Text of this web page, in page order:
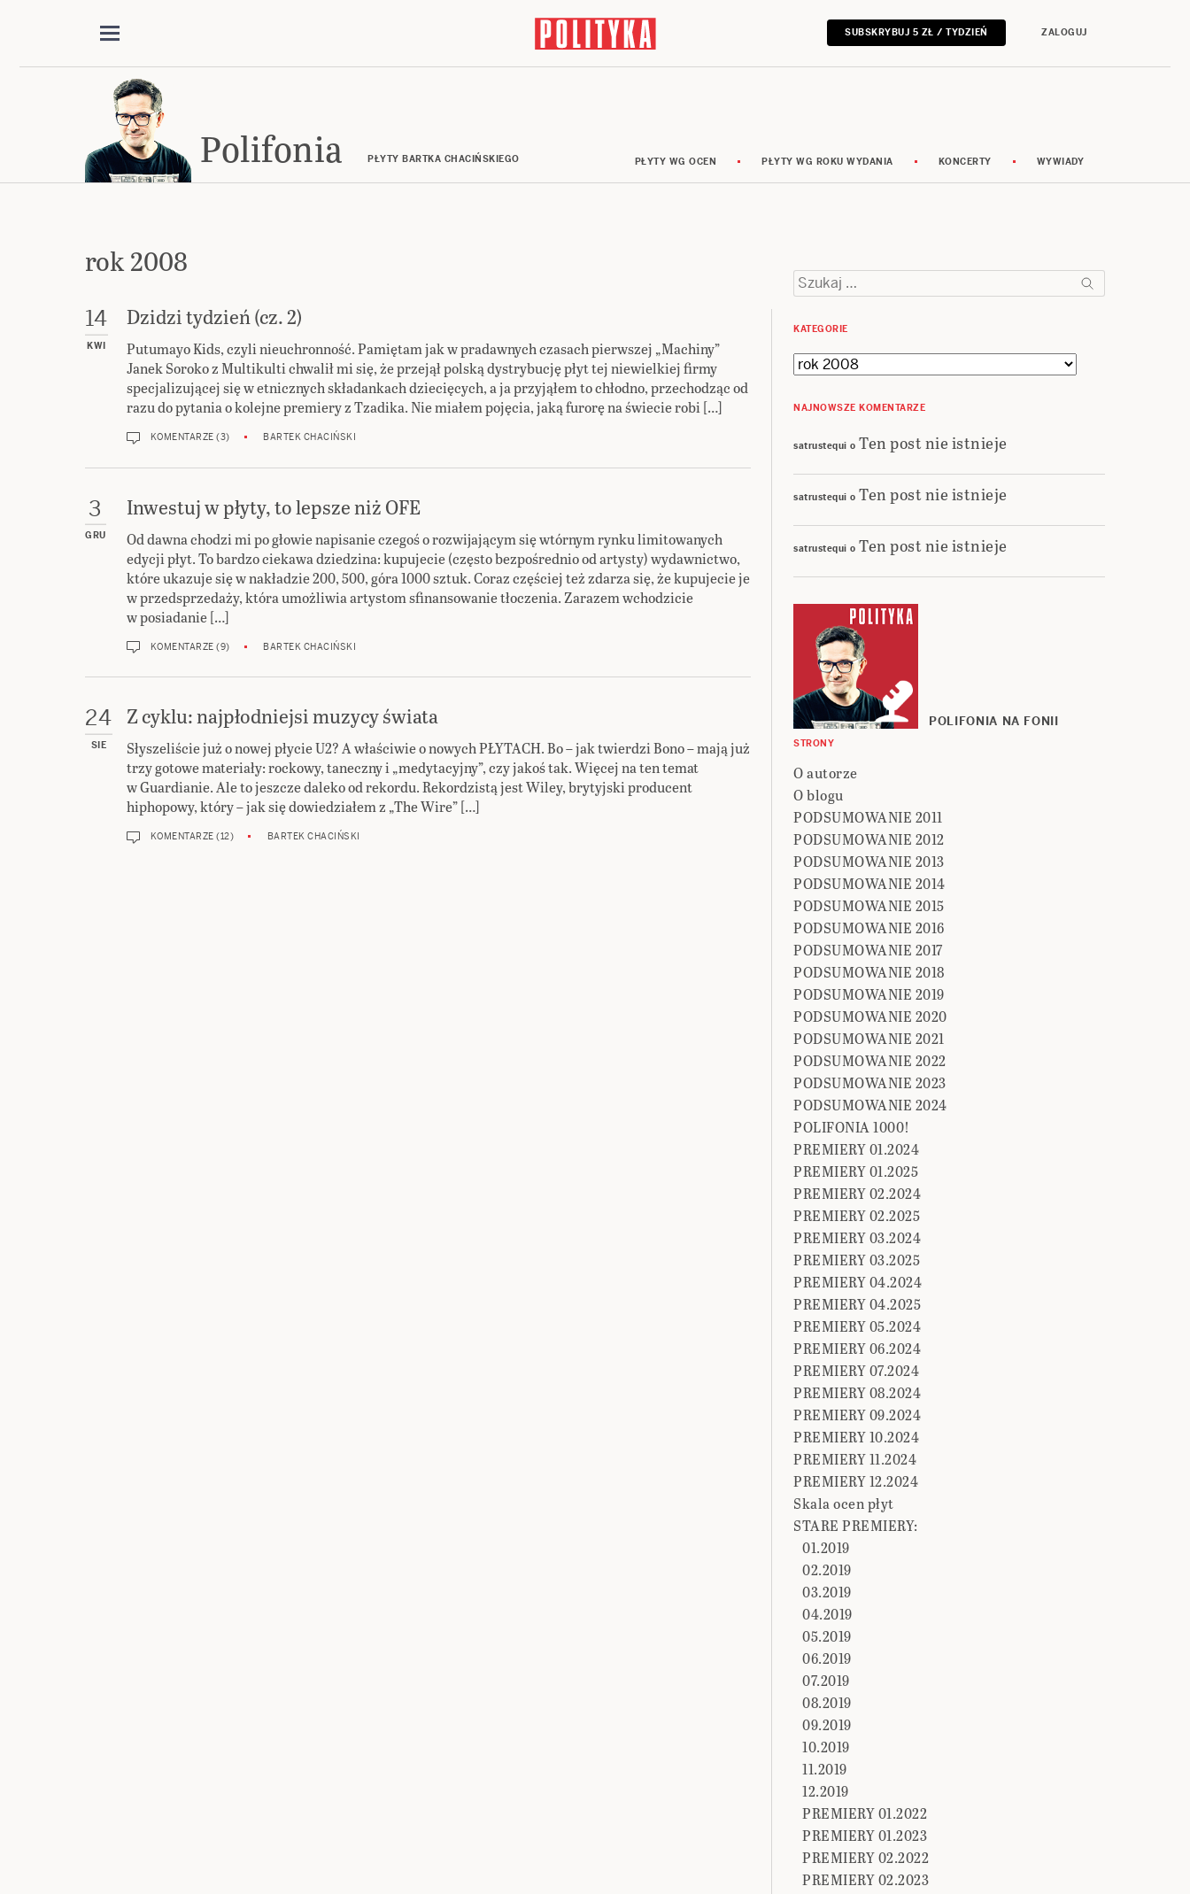
SUBSKRYBUJ 5 ZŁ / TYDZIEŃ ZALOGUJ
Polifonia PŁYTY BARTKA CHACIŃSKIEGO PŁYTY WG OCEN PŁYTY WG ROKU WYDANIA KONCERTY WYWIADY
rok 2008
14
KWI
Dzidzi tydzień (cz. 2)
Putumayo Kids, czyli nieuchronność. Pamiętam jak w pradawnych czasach pierwszej „Machiny”
Janek Soroko z Multikulti chwalił mi się, że przejął polską dystrybucję płyt tej niewielkiej firmy
specjalizującej się w etnicznych składankach dziecięcych, a ja przyjąłem to chłodno, przechodząc od
razu do pytania o kolejne premiery z Tzadika. Nie miałem pojęcia, jaką furorę na świecie robi […]
KOMENTARZE (3) BARTEK CHACIŃSKI
3
GRU
Inwestuj w płyty, to lepsze niż OFE
Od dawna chodzi mi po głowie napisanie czegoś o rozwijającym się wtórnym rynku limitowanych
edycji płyt. To bardzo ciekawa dziedzina: kupujecie (często bezpośrednio od artysty) wydawnictwo,
które ukazuje się w nakładzie 200, 500, góra 1000 sztuk. Coraz częściej też zdarza się, że kupujecie je
w przedsprzedaży, która umożliwia artystom sfinansowanie tłoczenia. Zarazem wchodzicie
w posiadanie […]
KOMENTARZE (9) BARTEK CHACIŃSKI
24
SIE
Z cyklu: najpłodniejsi muzycy świata
Słyszeliście już o nowej płycie U2? A właściwie o nowych PŁYTACH. Bo – jak twierdzi Bono – mają już
trzy gotowe materiały: rockowy, taneczny i „medytacyjny”, czy jakoś tak. Więcej na ten temat
w Guardianie. Ale to jeszcze daleko od rekordu. Rekordzistą jest Wiley, brytyjski producent
hiphopowy, który – jak się dowiedziałem z „The Wire” […]
KOMENTARZE (12) BARTEK CHACIŃSKI
Szukaj:
KATEGORIE
Kategorie
NAJNOWSZE KOMENTARZE
satrustequi o Ten post nie istnieje
satrustequi o Ten post nie istnieje
satrustequi o Ten post nie istnieje
POLIFONIA NA FONII
STRONY
O autorze
O blogu
PODSUMOWANIE 2011
PODSUMOWANIE 2012
PODSUMOWANIE 2013
PODSUMOWANIE 2014
PODSUMOWANIE 2015
PODSUMOWANIE 2016
PODSUMOWANIE 2017
PODSUMOWANIE 2018
PODSUMOWANIE 2019
PODSUMOWANIE 2020
PODSUMOWANIE 2021
PODSUMOWANIE 2022
PODSUMOWANIE 2023
PODSUMOWANIE 2024
POLIFONIA 1000!
PREMIERY 01.2024
PREMIERY 01.2025
PREMIERY 02.2024
PREMIERY 02.2025
PREMIERY 03.2024
PREMIERY 03.2025
PREMIERY 04.2024
PREMIERY 04.2025
PREMIERY 05.2024
PREMIERY 06.2024
PREMIERY 07.2024
PREMIERY 08.2024
PREMIERY 09.2024
PREMIERY 10.2024
PREMIERY 11.2024
PREMIERY 12.2024
Skala ocen płyt
STARE PREMIERY:
01.2019
02.2019
03.2019
04.2019
05.2019
06.2019
07.2019
08.2019
09.2019
10.2019
11.2019
12.2019
PREMIERY 01.2022
PREMIERY 01.2023
PREMIERY 02.2022
PREMIERY 02.2023